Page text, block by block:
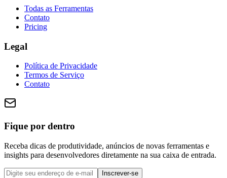
Todas as Ferramentas
Contato
Pricing
Legal
Política de Privacidade
Termos de Serviço
Contato
Fique por dentro
Receba dicas de produtividade, anúncios de novas ferramentas e
insights para desenvolvedores diretamente na sua caixa de entrada.
Inscrever-se